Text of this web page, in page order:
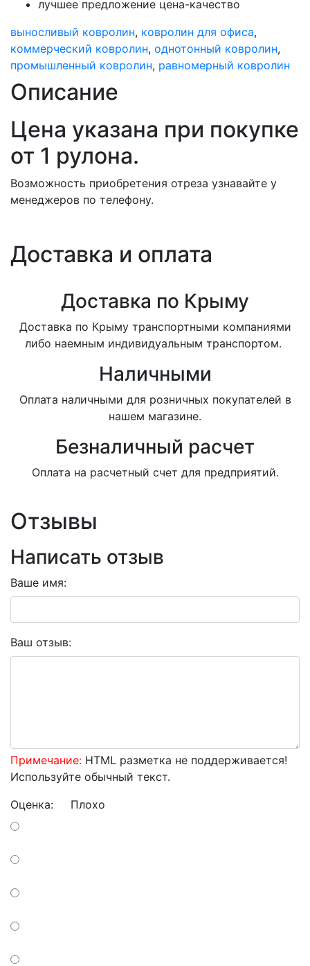
лучшее предложение цена-качество
выносливый ковролин, ковролин для офиса,
коммерческий ковролин, однотонный ковролин,
промышленный ковролин, равномерный ковролин
Описание
Цена указана при покупке
от 1 рулона.
Возможность приобретения отреза узнавайте у
менеджеров по телефону.
Доставка и оплата
Доставка по Крыму
Доставка по Крыму транспортными компаниями
либо наемным индивидуальным транспортом.
Наличными
Оплата наличными для розничных покупателей в
нашем магазине.
Безналичный расчет
Оплата на расчетный счет для предприятий.
Отзывы
Написать отзыв
Ваше имя:
Ваш отзыв:
Примечание: HTML разметка не поддерживается!
Используйте обычный текст.
Оценка: Плохо